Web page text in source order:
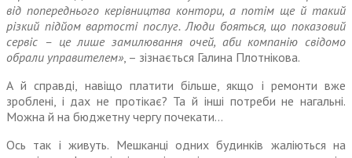
від попере­днього керівництва контори, а потім ще й такий
різкий підйом вартості послуг. Люди бояться, що показовий
сервіс – це лише замилювання очей, аби компанію свідомо
обрали управителем», – зізнається Галина Плотнікова.
А й справді, навіщо платити більше, якщо і ремонти вже
зроблені, і дах не протікає? Та й інші потреби не нагальні.
Можна й на бюджетну чергу почекати…
Ось так і живуть. Мешканці одних будинків жаліються на